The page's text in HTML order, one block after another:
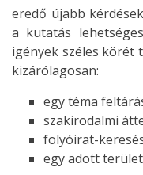
eredő újabb
a kutatás
igények széles körét
kizárólagosan:
egy téma
szakirodalmi
folyóirat-
egy adott